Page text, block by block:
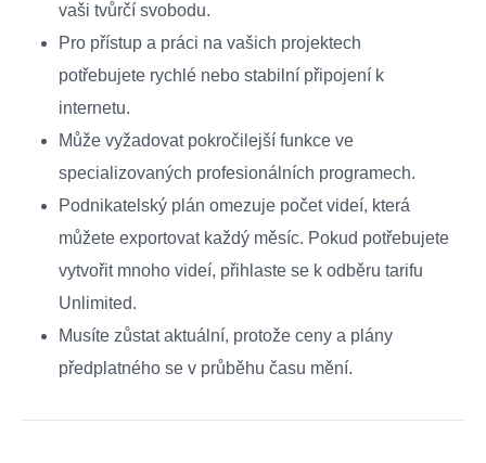
vaši tvůrčí svobodu.
Pro přístup a práci na vašich projektech
potřebujete rychlé nebo stabilní připojení k
internetu.
Může vyžadovat pokročilejší funkce ve
specializovaných profesionálních programech.
Podnikatelský plán omezuje počet videí, která
můžete exportovat každý měsíc. Pokud potřebujete
vytvořit mnoho videí, přihlaste se k odběru tarifu
Unlimited.
Musíte zůstat aktuální, protože ceny a plány
předplatného se v průběhu času mění.